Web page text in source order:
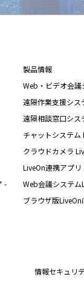
-
製品情報
Web・ビデオ会議
遠隔作業支援シス
遠隔相談窓口シス
チャットシステム
クラウドカメラ
LiveOn連携アプリ
Web会議システム
ブラウザ版LiveOn
情報セキュリ